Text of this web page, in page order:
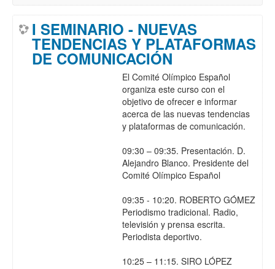
I SEMINARIO - NUEVAS
TENDENCIAS Y PLATAFORMAS
DE COMUNICACIÓN
El Comité Olímpico Español
organiza este curso con el
objetivo de ofrecer e informar
acerca de las nuevas tendencias
y plataformas de comunicación.
09:30 – 09:35. Presentación. D.
Alejandro Blanco. Presidente del
Comité Olímpico Español
09:35 - 10:20. ROBERTO GÓMEZ
Periodismo tradicional. Radio,
televisión y prensa escrita.
Periodista deportivo.
10:25 – 11:15. SIRO LÓPEZ